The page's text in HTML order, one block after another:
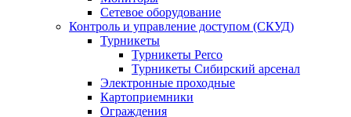
Сетевое оборудование
Контроль и управление доступом (СКУД)
Турникеты
Турникеты Perco
Турникеты Сибирский арсенал
Электронные проходные
Картоприемники
Ограждения